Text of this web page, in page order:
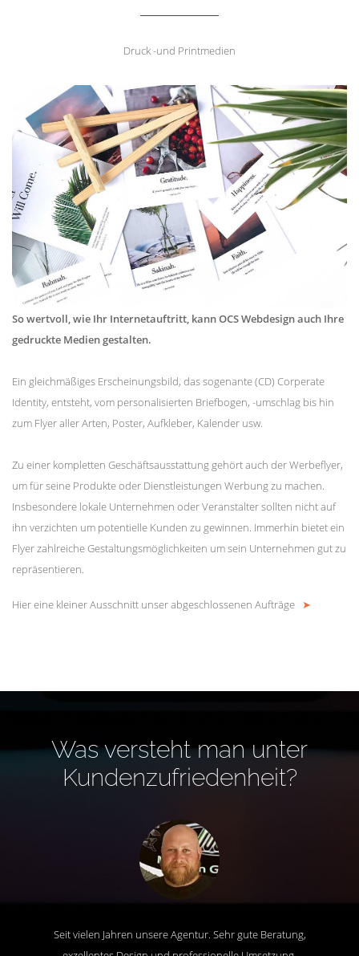
Druck -und Printmedien
So wertvoll, wie Ihr Internetauftritt, kann OCS Webdesign auch Ihre
gedruckte Medien gestalten.
Ein gleichmäßiges Erscheinungsbild, das sogenante (CD) Corperate
Identity, entsteht, vom personalisierten Briefbogen, -umschlag bis hin
zum Flyer aller Arten, Poster, Aufkleber, Kalender usw.
Zu einer kompletten Geschäftsausstattung gehört auch der Werbeflyer,
um für seine Produkte oder Dienstleistungen Werbung zu machen.
Insbesondere lokale Unternehmen oder Veranstalter sollten nicht auf
ihn verzichten um potentielle Kunden zu gewinnen. Immerhin bietet ein
Flyer zahlreiche Gestaltungsmöglichkeiten um sein Unternehmen gut zu
repräsentieren.
Hier eine kleiner Ausschnitt unser abgeschlossenen Aufträge ➤
Was versteht man unter
Kundenzufriedenheit?
Seit vielen Jahren unsere Agentur. Sehr gute Beratung,